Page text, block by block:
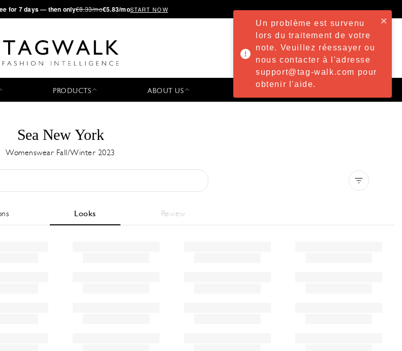
for 7 days — then only€8.33/mo€5.83/moSTART NOW
PRODUCTS ABOUT US
Sea New York
Womenswear Fall/Winter 2023
Looks Review
Un problème est survenu
lors du traitement de votre
note. Veuillez réessayer ou
nous contacter à l'adresse
support@tag-walk.com pour
obtenir l'aide.